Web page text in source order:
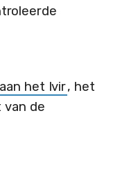
het Ivir, het
de